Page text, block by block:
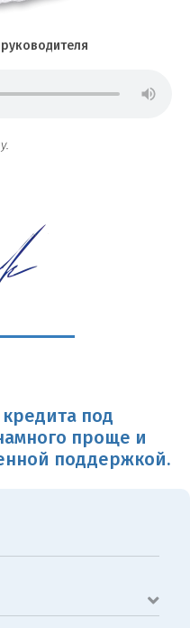
под
проще и
поддержкой.